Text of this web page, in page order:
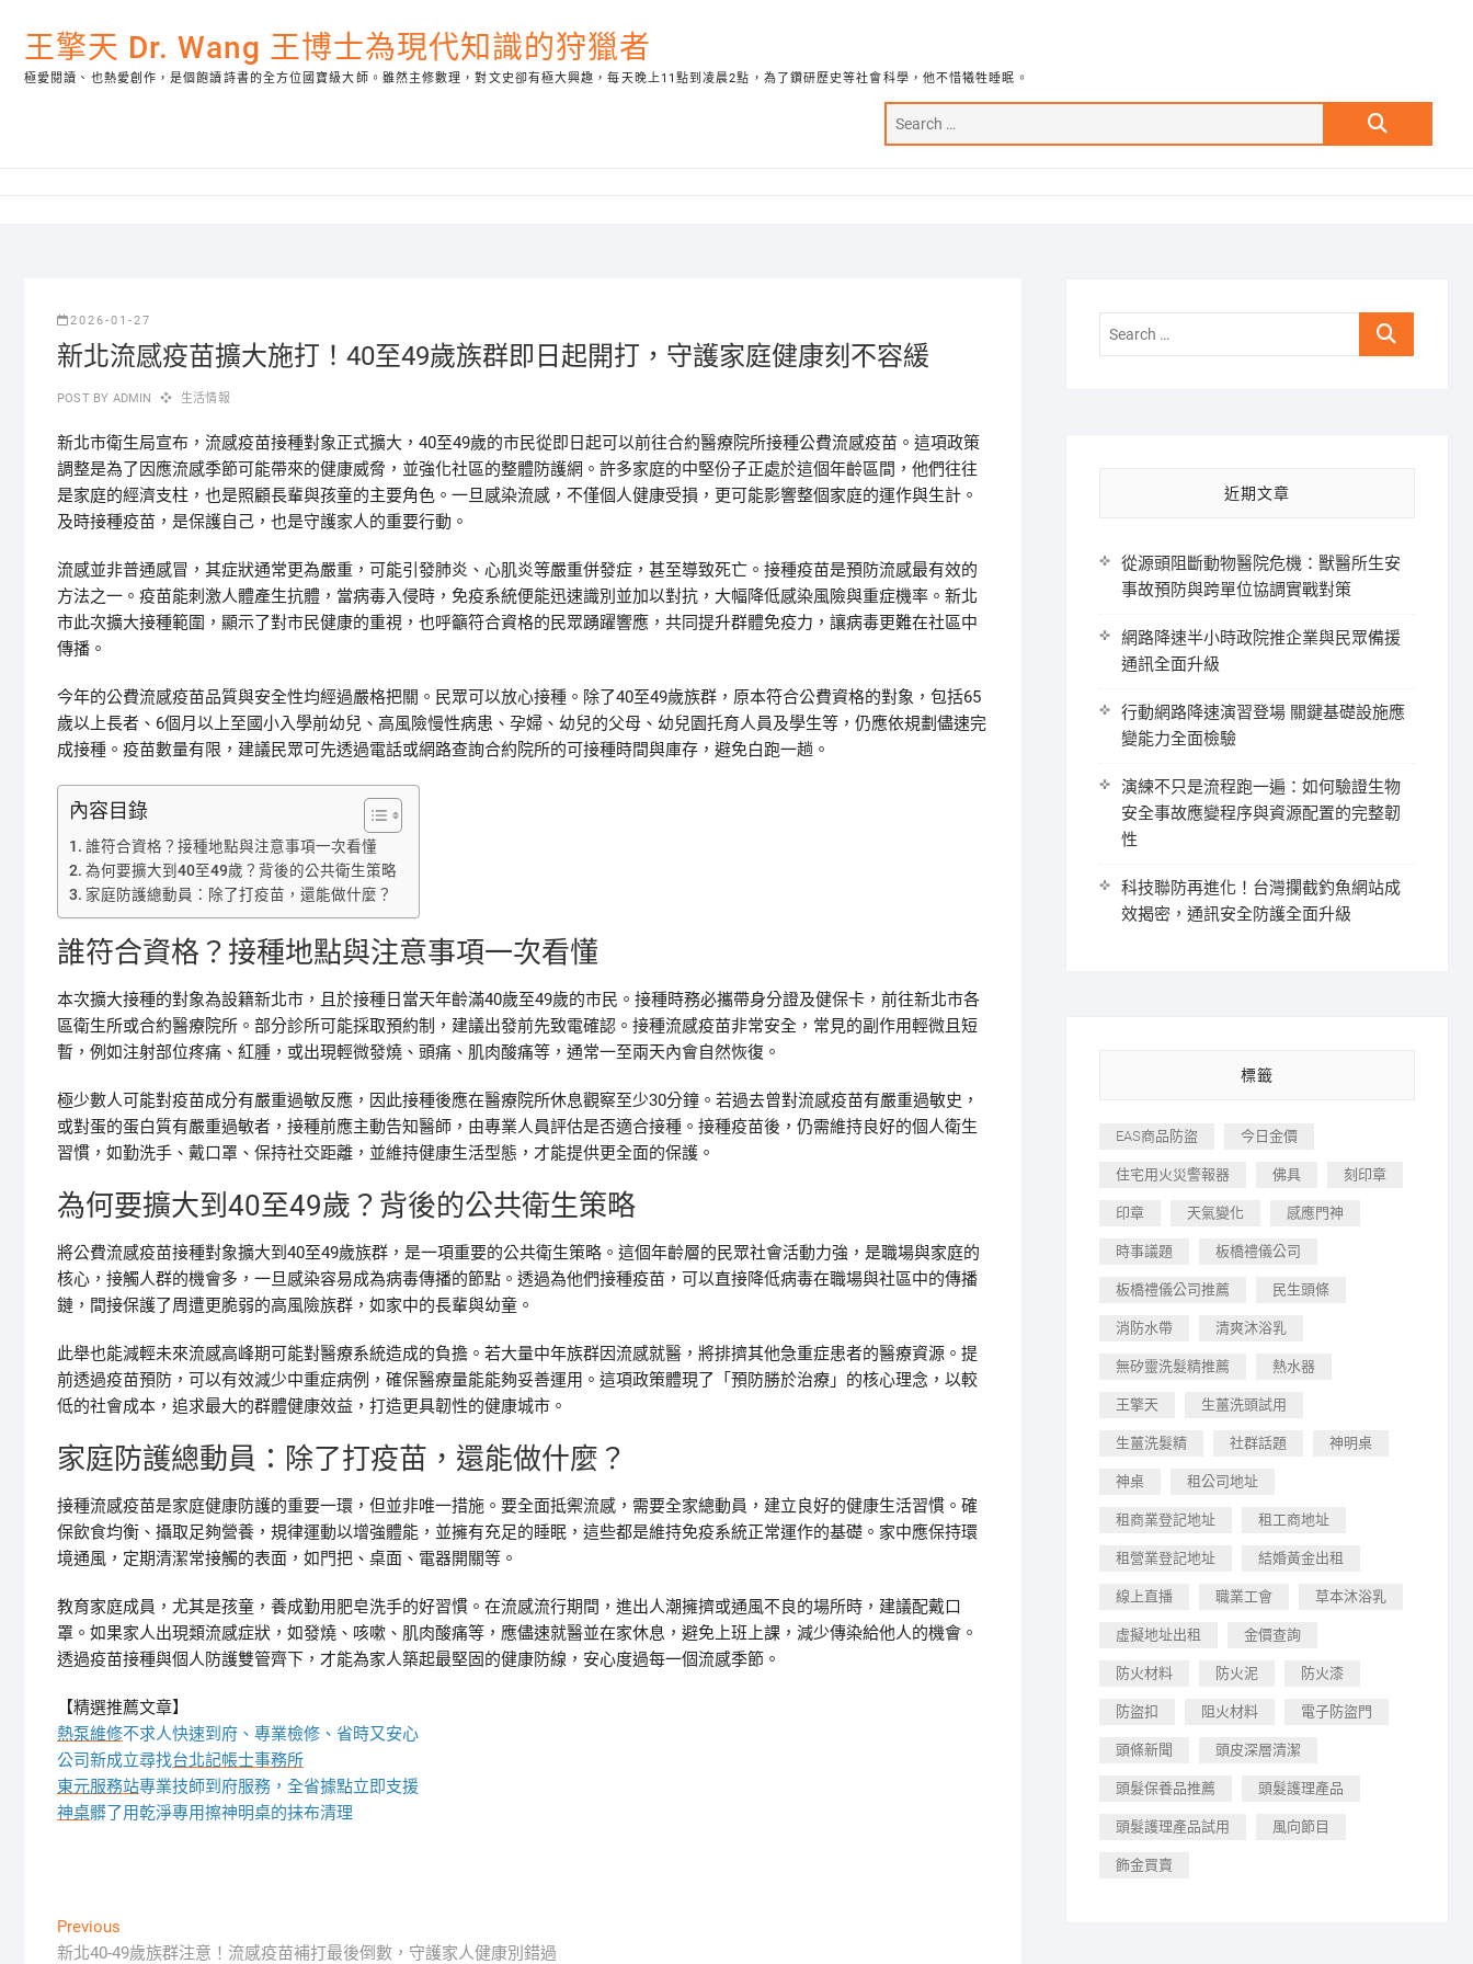
content王擎天 Dr. Wang 王博士為現代知識的狩獵者
極愛閱讀、也熱愛創作，是個飽讀詩書的全方位國寶級大師。雖然主修數理，對文史卻有極大興趣，每天晚上11點到凌晨2點，為了鑽研歷史等社會科學，他不惜犧牲睡眠。
Search
2026-01-27
新北流感疫苗擴大施打！40至49歲族群即日起開打，守護家庭健康刻不容緩
POST BY ADMIN 生活情報
新北市衛生局宣布，流感疫苗接種對象正式擴大，40至49歲的市民從即日起可以前往合約醫療院所接種公費流感疫苗。這項政策
調整是為了因應流感季節可能帶來的健康威脅，並強化社區的整體防護網。許多家庭的中堅份子正處於這個年齡區間，他們往往
是家庭的經濟支柱，也是照顧長輩與孩童的主要角色。一旦感染流感，不僅個人健康受損，更可能影響整個家庭的運作與生計。
及時接種疫苗，是保護自己，也是守護家人的重要行動。
流感並非普通感冒，其症狀通常更為嚴重，可能引發肺炎、心肌炎等嚴重併發症，甚至導致死亡。接種疫苗是預防流感最有效的
方法之一。疫苗能刺激人體產生抗體，當病毒入侵時，免疫系統便能迅速識別並加以對抗，大幅降低感染風險與重症機率。新北
市此次擴大接種範圍，顯示了對市民健康的重視，也呼籲符合資格的民眾踴躍響應，共同提升群體免疫力，讓病毒更難在社區中
傳播。
今年的公費流感疫苗品質與安全性均經過嚴格把關。民眾可以放心接種。除了40至49歲族群，原本符合公費資格的對象，包括65
歲以上長者、6個月以上至國小入學前幼兒、高風險慢性病患、孕婦、幼兒的父母、幼兒園托育人員及學生等，仍應依規劃儘速完
成接種。疫苗數量有限，建議民眾可先透過電話或網路查詢合約院所的可接種時間與庫存，避免白跑一趟。
內容目錄
誰符合資格？接種地點與注意事項一次看懂
為何要擴大到40至49歲？背後的公共衛生策略
家庭防護總動員：除了打疫苗，還能做什麼？
誰符合資格？接種地點與注意事項一次看懂
本次擴大接種的對象為設籍新北市，且於接種日當天年齡滿40歲至49歲的市民。接種時務必攜帶身分證及健保卡，前往新北市各
區衛生所或合約醫療院所。部分診所可能採取預約制，建議出發前先致電確認。接種流感疫苗非常安全，常見的副作用輕微且短
暫，例如注射部位疼痛、紅腫，或出現輕微發燒、頭痛、肌肉酸痛等，通常一至兩天內會自然恢復。
極少數人可能對疫苗成分有嚴重過敏反應，因此接種後應在醫療院所休息觀察至少30分鐘。若過去曾對流感疫苗有嚴重過敏史，
或對蛋的蛋白質有嚴重過敏者，接種前應主動告知醫師，由專業人員評估是否適合接種。接種疫苗後，仍需維持良好的個人衛生
習慣，如勤洗手、戴口罩、保持社交距離，並維持健康生活型態，才能提供更全面的保護。
為何要擴大到40至49歲？背後的公共衛生策略
將公費流感疫苗接種對象擴大到40至49歲族群，是一項重要的公共衛生策略。這個年齡層的民眾社會活動力強，是職場與家庭的
核心，接觸人群的機會多，一旦感染容易成為病毒傳播的節點。透過為他們接種疫苗，可以直接降低病毒在職場與社區中的傳播
鏈，間接保護了周遭更脆弱的高風險族群，如家中的長輩與幼童。
此舉也能減輕未來流感高峰期可能對醫療系統造成的負擔。若大量中年族群因流感就醫，將排擠其他急重症患者的醫療資源。提
前透過疫苗預防，可以有效減少中重症病例，確保醫療量能能夠妥善運用。這項政策體現了「預防勝於治療」的核心理念，以較
低的社會成本，追求最大的群體健康效益，打造更具韌性的健康城市。
家庭防護總動員：除了打疫苗，還能做什麼？
接種流感疫苗是家庭健康防護的重要一環，但並非唯一措施。要全面抵禦流感，需要全家總動員，建立良好的健康生活習慣。確
保飲食均衡、攝取足夠營養，規律運動以增強體能，並擁有充足的睡眠，這些都是維持免疫系統正常運作的基礎。家中應保持環
境通風，定期清潔常接觸的表面，如門把、桌面、電器開關等。
教育家庭成員，尤其是孩童，養成勤用肥皂洗手的好習慣。在流感流行期間，進出人潮擁擠或通風不良的場所時，建議配戴口
罩。如果家人出現類流感症狀，如發燒、咳嗽、肌肉酸痛等，應儘速就醫並在家休息，避免上班上課，減少傳染給他人的機會。
透過疫苗接種與個人防護雙管齊下，才能為家人築起最堅固的健康防線，安心度過每一個流感季節。
【精選推薦文章】
熱泵維修不求人快速到府、專業檢修、省時又安心
公司新成立尋找台北記帳士事務所
東元服務站專業技師到府服務，全省據點立即支援
神桌髒了用乾淨專用擦神明桌的抹布清理
文
Previous
post:
新北40-49歲族群注意！流感疫苗補打最後倒數，守護家人健康別錯過
Search
近期文章
從源頭阻斷動物醫院危機：獸醫所生安
事故預防與跨單位協調實戰對策
網路降速半小時政院推企業與民眾備援
通訊全面升級
行動網路降速演習登場 關鍵基礎設施應
變能力全面檢驗
演練不只是流程跑一遍：如何驗證生物
安全事故應變程序與資源配置的完整韌
性
科技聯防再進化！台灣攔截釣魚網站成
效揭密，通訊安全防護全面升級
標籤
EAS商品防盜 今日金價
住宅用火災警報器 佛具 刻印章
印章 天氣變化 感應門神
時事議題 板橋禮儀公司
板橋禮儀公司推薦 民生頭條
消防水帶 清爽沐浴乳
無矽靈洗髮精推薦 熱水器
王擎天 生薑洗頭試用
生薑洗髮精 社群話題 神明桌
神桌 租公司地址
租商業登記地址 租工商地址
租營業登記地址 結婚黃金出租
線上直播 職業工會 草本沐浴乳
虛擬地址出租 金價查詢
防火材料 防火泥 防火漆
防盜扣 阻火材料 電子防盜門
頭條新聞 頭皮深層清潔
頭髮保養品推薦 頭髮護理產品
頭髮護理產品試用 風向節目
飾金買賣